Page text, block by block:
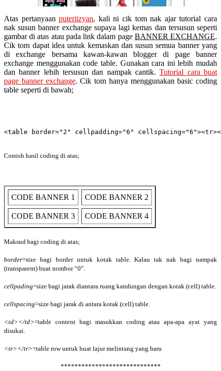
Atas pertanyaanputeriizyan, kali ni cik tom nak ajar tutorial cara
nak susun banner exchange supaya lagi kemas dan tersusun seperti
gambar di atas atau pada link dalam page BANNER EXCHANGE.
Cik tom dapat idea untuk kemaskan dan susun semua banner yang
di exchange bersama kawan-kawan blogger di page banner
exchange menggunakan code table. Gunakan cara ini lebih mudah
dan banner lebih tersusun dan nampak cantik.Tutorial cara buat
page banner exchange. Cik tom hanya menggunakan basic coding
table seperti di bawah;
<table border="2" cellpadding="6" cellspacing="6">
Contoh hasil coding di atas;
CODE BANNER 1 CODE BANNER 2
CODE BANNER 3 CODE BANNER 4
Maksud bagi coding di atas;
border=size bagi border untuk kotak table. Kalau tak nak bagi nampak
(transparent) buat nombor “0”.
cellpading=size bagi jarak diantara ruang kandungan dengan kotak (cell) table.
cellspacing=size bagi jarak di antara kotak (cell) table.
<td></td>=table content bagi masukkan coding atau apa-apa ayat yang
disukai.
<tr></tr>=table row untuk buat lajur melintang yang baru
*****************************